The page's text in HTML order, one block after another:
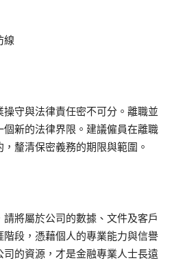
線
守與法律責任密不可分。離職並
新的法律界限。建議僱員在離職
釐清保密義務的期限與範圍。
將屬於公司的數據、文件及客戶
階段，憑藉個人的專業能力與信譽
的資源，才是金融專業人士長遠